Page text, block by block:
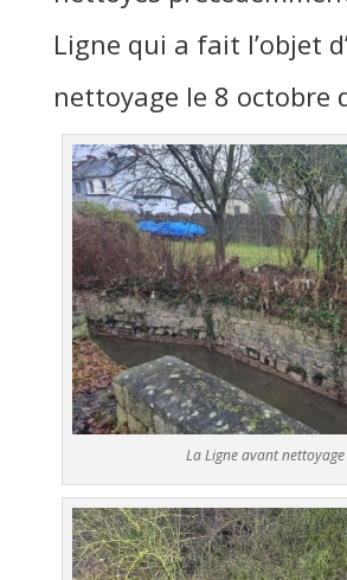
Ligne qui a fait l’objet
nettoyage le 8 octobre
La Ligne avant nettoyage